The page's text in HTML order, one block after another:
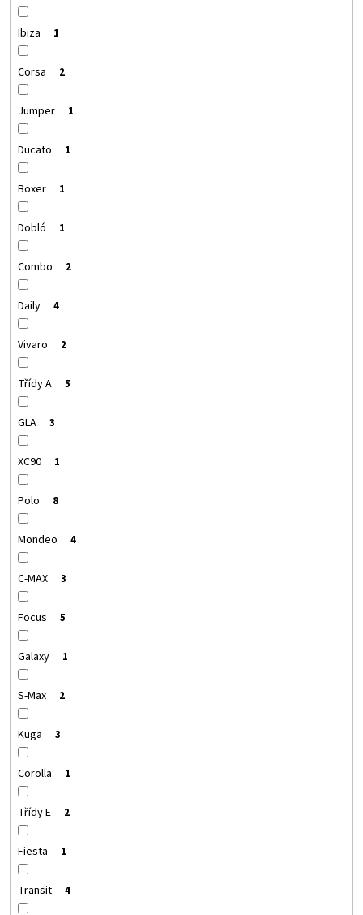
Ibiza 1
Corsa 2
Jumper 1
Ducato 1
Boxer 1
Dobló 1
Combo 2
Daily 4
Vivaro 2
Třídy A 5
GLA 3
XC90 1
Polo 8
Mondeo 4
C-MAX 3
Focus 5
Galaxy 1
S-Max 2
Kuga 3
Corolla 1
Třídy E 2
Fiesta 1
Transit 4